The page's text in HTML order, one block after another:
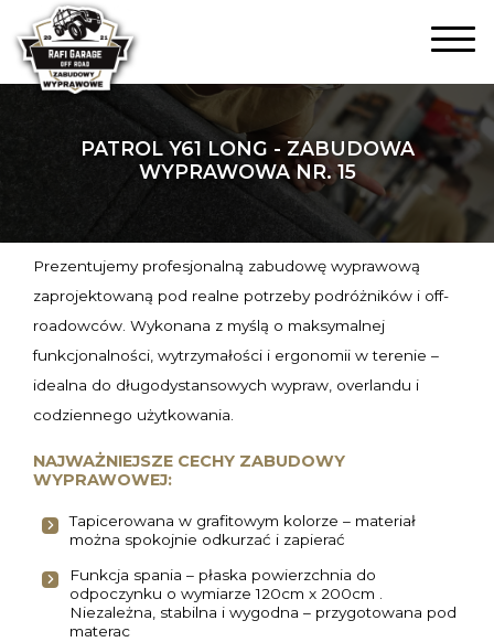
PATROL Y61 LONG - ZABUDOWA
WYPRAWOWA NR. 15
Prezentujemy profesjonalną zabudowę wyprawową
zaprojektowaną pod realne potrzeby podróżników i off-
roadowców. Wykonana z myślą o maksymalnej
funkcjonalności, wytrzymałości i ergonomii w terenie –
idealna do długodystansowych wypraw, overlandu i
codziennego użytkowania.
NAJWAŻNIEJSZE CECHY ZABUDOWY
WYPRAWOWEJ:
Tapicerowana w grafitowym kolorze – materiał
można spokojnie odkurzać i zapierać
Funkcja spania – płaska powierzchnia do
odpoczynku o wymiarze 120cm x 200cm .
Niezależna, stabilna i wygodna – przygotowana pod
materac